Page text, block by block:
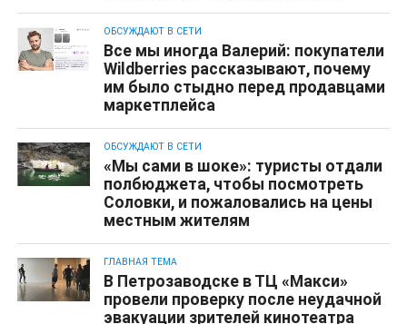
ОБСУЖДАЮТ В СЕТИ
Все мы иногда Валерий: покупатели
Wildberries рассказывают, почему
им было стыдно перед продавцами
маркетплейса
ОБСУЖДАЮТ В СЕТИ
«Мы сами в шоке»: туристы отдали
полбюджета, чтобы посмотреть
Соловки, и пожаловались на цены
местным жителям
ГЛАВНАЯ ТЕМА
В Петрозаводске в ТЦ «Макси»
провели проверку после неудачной
эвакуации зрителей кинотеатра